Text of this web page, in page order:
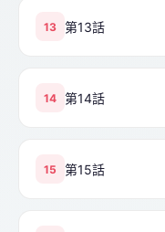
13 第13話
14 第14話
15 第15話